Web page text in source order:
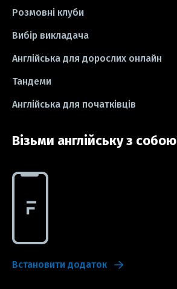
#СV #резюме
#idioms
Розмовні клуби
Вибір викладача
Англійська для дорослих онлайн
Тандеми
Англійська для початківців
Візьми англійську з собою
Встановити додаток